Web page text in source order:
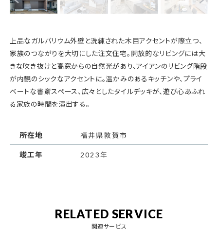
上品なガルバリウム外壁と洗練された木目アクセントが際立つ、
家族のつながりを大切にした注文住宅。開放的なリビングには大
きな吹き抜けと高窓からの自然光があり、アイアンのリビング階段
が内観のシックなアクセントに。温かみのあるキッチンや、プライ
ベートな書斎スペース、広々としたタイルデッキが、遊び心あふれ
る家族の時間を演出する。
所在地 福井県敦賀市
竣工年 2023年
RELATED SERVICE
関連サービス